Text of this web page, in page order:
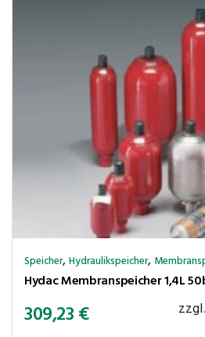
Speicher,Hydraulikspeicher,
309,23€ zzgl.